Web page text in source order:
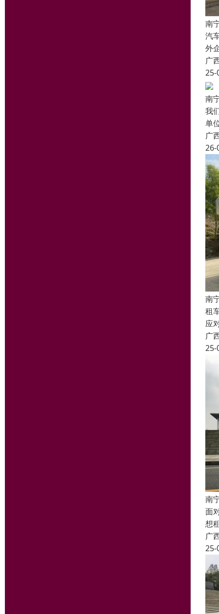
南
汽
外
广
25-
南
我
单
广
26-
南
租
应
广
25-
南
面
想
广
25-